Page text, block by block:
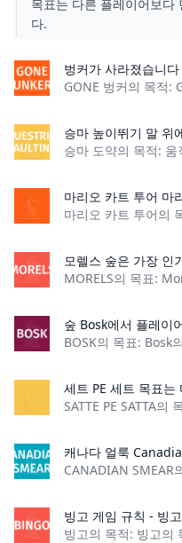
고, 겨울에는 가장 많이 덮
목표는 다른 플레이어보다
다.